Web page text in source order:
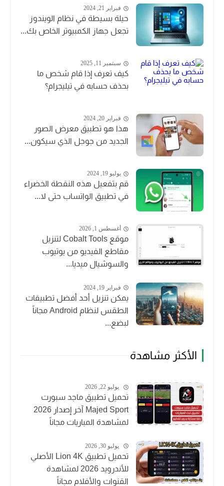
فبراير 21, 2024
حيلة بسيطة في نظام الويندوز
تجعل جهاز الكمبيوتر الخاص بك...
سبتمبر 11, 2025
كيف تعرف إذا قام شخص ما
بحذف حسابه في تيليجرام؟
فبراير 20, 2024
هذا هو تطبيق معرض الصور
الجديد من جوجل الذي سيكون...
يوليو 19, 2024
قم بتفعيل هذه النقطة الخضراء
في تطبيق الواتساب حتى لا...
أغسطس 1, 2026
موقع Cobalt Tools لتنزيل
مقاطع الفيديو من يوتيوب
والسوشيال ميديا...
فبراير 19, 2024
يمكن تنزيل أحد أفضل تطبيقات
الطقس لنظام Android مجاناً
لبضع...
الأكثر مشاهدة
يوليو 22, 2026
تحميل تطبيق ماجد سبورت
Majed Sport آخر إصدار 2026
لمشاهدة المباريات مجاناً
يوليو 30, 2026
تحميل تطبيق Lion 4K الأصلي
للأندرويد 2026 لمشاهدة
القنوات والأفلام مجاناً